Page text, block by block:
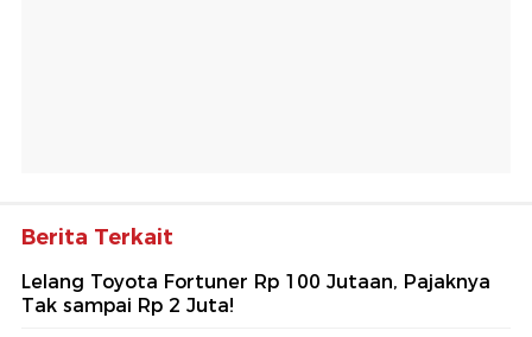
Berita Terkait
Lelang Toyota Fortuner Rp 100 Jutaan, Pajaknya
Tak sampai Rp 2 Juta!